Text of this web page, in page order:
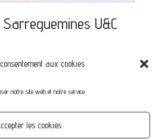
aux cookies
notre site web et notre service.
les cookies
U&C
de passe perdu